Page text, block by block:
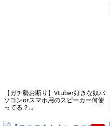
【ガチ勢お断り】Vtuber好きな奴パ
ソコンorスマホ用のスピーカー何使
ってる？...